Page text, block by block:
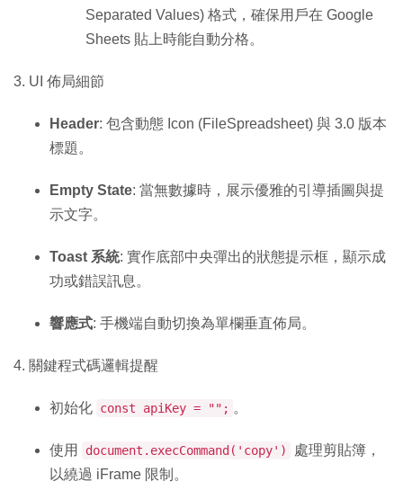
Separated Values) 格式，確保用戶在 Google
Sheets 貼上時能自動分格。
3. UI 佈局細節
Header: 包含動態 Icon (FileSpreadsheet) 與 3.0 版本
標題。
Empty State: 當無數據時，展示優雅的引導插圖與提
示文字。
Toast 系統: 實作底部中央彈出的狀態提示框，顯示成
功或錯誤訊息。
響應式: 手機端自動切換為單欄垂直佈局。
4. 關鍵程式碼邏輯提醒
初始化 const apiKey = ""; 。
使用 document.execCommand('copy')
處理剪貼簿，
以繞過 iFrame 限制。